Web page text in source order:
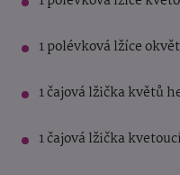
1 polévková lžíce
1 čajová lžička květů
1 čajová lžička